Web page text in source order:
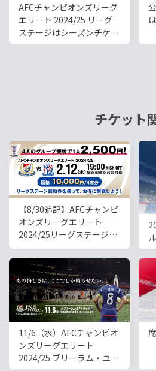
AFCチャンピオンズリーグ
エリート 2024/25 リーグ
ステージはシーズンチケッ
ト対象外試合です
チケット
【8/30追記】AFCチャンピ
オンズリーグエリート
2024/25リーグステージ回
数券販売のお知らせ
11/6（水）AFCチャンピオ
ンズリーグエリート
2024/25 ブリーラム・ユナ